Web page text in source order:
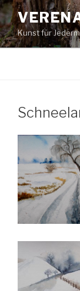
Zum
Inhalt
springenKunst für